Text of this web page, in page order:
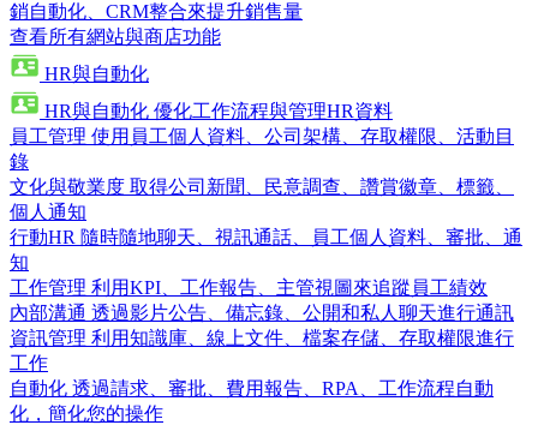
銷自動化、CRM整合來提升銷售量
查看所有網站與商店功能
HR與自動化
HR與自動化 優化工作流程與管理HR資料
員工管理 使用員工個人資料、公司架構、存取權限、活動目
錄
文化與敬業度 取得公司新聞、民意調查、讚賞徽章、標籤、
個人通知
行動HR 隨時隨地聊天、視訊通話、員工個人資料、審批、通
知
工作管理 利用KPI、工作報告、主管視圖來追蹤員工績效
內部溝通 透過影片公告、備忘錄、公開和私人聊天進行通訊
資訊管理 利用知識庫、線上文件、檔案存儲、存取權限進行
工作
自動化 透過請求、審批、費用報告、RPA、工作流程自動
化，簡化您的操作